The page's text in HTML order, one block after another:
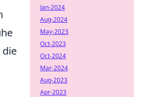
die
Jan-2024
Aug-2024
May-2023
Oct-2023
Oct-2024
Mar-2024
Aug-2023
Apr-2023